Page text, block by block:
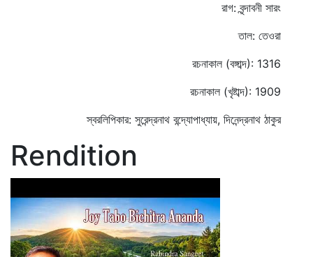
রাগ: বৃন্দাবনী সারং
তাল: তেওরা
রচনাকাল (বঙ্গাব্দ): 1316
রচনাকাল (খৃষ্টাব্দ): 1909
স্বরলিপিকার: সুরেন্দ্রনাথ বন্দ্যোপাধ্যায়, দিনেন্দ্রনাথ ঠাকুর
Rendition